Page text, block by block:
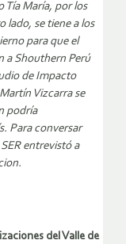
Tía María, por los
lado, se tiene a los
para que el
a Shouthern Perú
de Impacto
Vizcarra se
podría
Para conversar
entrevistó a
del Valle de